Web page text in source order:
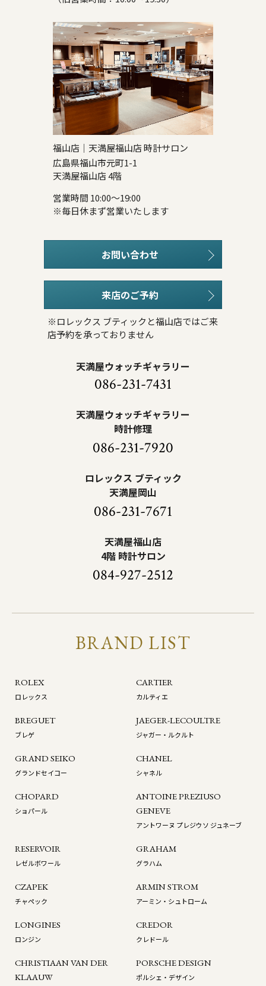
福山店｜天満屋福山店 時計サロン
広島県福山市元町1-1
天満屋福山店 4階
営業時間 10:00～19:00
※毎日休まず営業いたします
お問い合わせ
来店のご予約
※ロレックス ブティックと福山店ではご来
店予約を承っておりません
天満屋ウォッチギャラリー
086-231-7431
天満屋ウォッチギャラリー
時計修理
086-231-7920
ロレックス ブティック
天満屋岡山
086-231-7671
天満屋福山店
4階 時計サロン
084-927-2512
BRAND LIST
ROLEX
ロレックス
CARTIER
カルティエ
BREGUET
ブレゲ
JAEGER-LECOULTRE
ジャガー・ルクルト
GRAND SEIKO
グランドセイコー
CHANEL
シャネル
CHOPARD
ショパール
ANTOINE PREZIUSO
GENEVE
アントワーヌ プレジウソ ジュネーブ
RESERVOIR
レゼルボワール
GRAHAM
グラハム
CZAPEK
チャペック
ARMIN STROM
アーミン・シュトローム
LONGINES
ロンジン
CREDOR
クレドール
CHRISTIAAN VAN DER
KLAAUW
PORSCHE DESIGN
ポルシェ・デザイン